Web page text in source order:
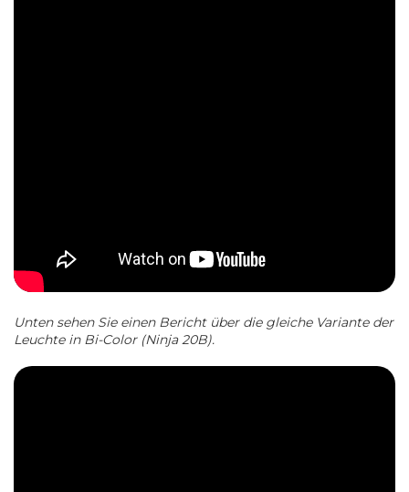
Unten sehen Sie einen Bericht über die gleiche Variante der
Leuchte in Bi-Color (Ninja 20B).